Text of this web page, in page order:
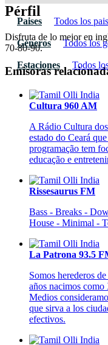
Paises Todos los
Géneros Todos los
Estaciones Todos
Pérfil
Disfruta de lo mejor en
70-80-90.
Emisoras
Cultura 960 AM
A Rádio Cultura
estado do Ceará
programação tem
educação e
Rissesaurus FM
Bass - Breaks -
House - Minimal -
La Patrona 93.5
Somos herederos
años nacimos
Medios
que sirva a los
efectivos.